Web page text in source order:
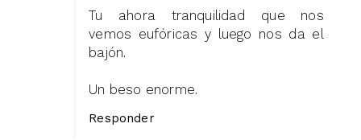
Tu ahora tranquilidad que nos
vemos eufóricas y luego nos da el
bajón.
Un beso enorme.
Responder